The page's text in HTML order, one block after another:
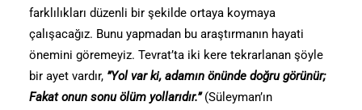
farklılıkları düzenli bir şekilde ortaya koymaya
çalışacağız. Bunu yapmadan bu araştırmanın hayati
önemini göremeyiz. Tevrat’ta iki kere tekrarlanan şöyle
bir ayet vardır, ”Yol var ki, adamın önünde doğru görünür;
Fakat onun sonu ölüm yollarıdır.”(Süleyman’ın